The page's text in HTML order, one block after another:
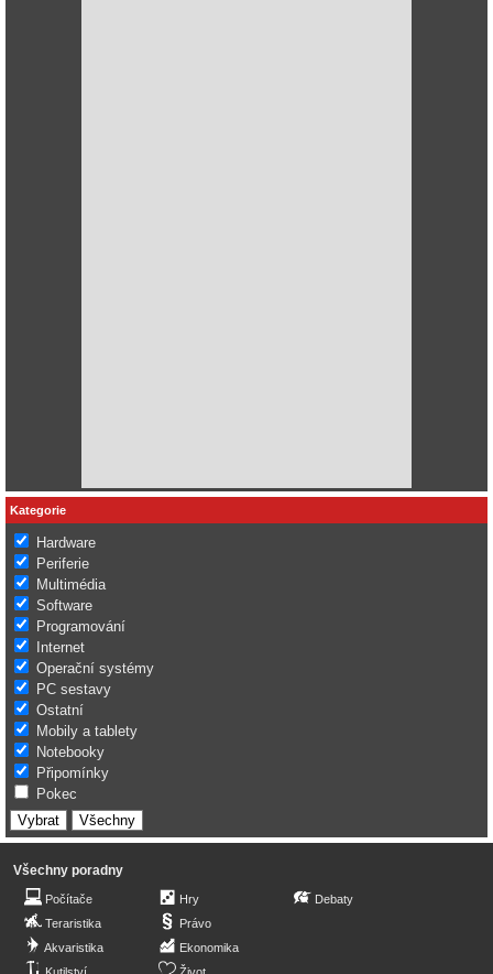
Kategorie
Hardware
Periferie
Multimédia
Software
Programování
Internet
Operační systémy
PC sestavy
Ostatní
Mobily a tablety
Notebooky
Připomínky
Pokec
Všechny poradny
Počítače
Teraristika
Akvaristika
Hry
Právo
Ekonomika
Debaty